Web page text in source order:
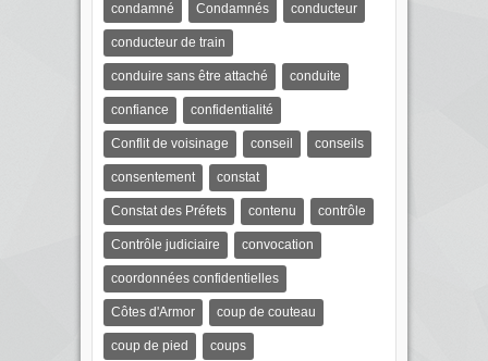
condamné Condamnés conducteur
conducteur de train
conduire sans être attaché conduite
confiance confidentialité
Conflit de voisinage conseil conseils
consentement constat
Constat des Préfets contenu contrôle
Contrôle judiciaire convocation
coordonnées confidentielles
Côtes d'Armor coup de couteau
coup de pied coups